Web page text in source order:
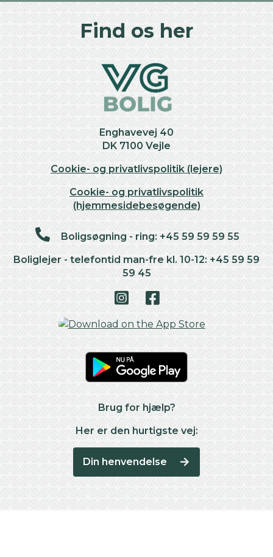
Find os her
Enghavevej 40
DK 7100 Vejle
Cookie- og privatlivspolitik (lejere)
Cookie- og privatlivspolitik
(hjemmesidebesøgende)
Boligsøgning - ring: +45 59 59 59 55
Boliglejer - telefontid man-fre kl. 10-12: +45 59 59
59 45
Brug for hjælp?
Her er den hurtigste vej:
Din henvendelse